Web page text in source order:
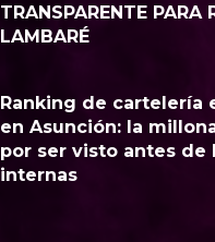
TRANSPARENTE PARA
LAMBARÉ
Ranking de cartelería
en Asunción: la
por ser visto antes de
internas